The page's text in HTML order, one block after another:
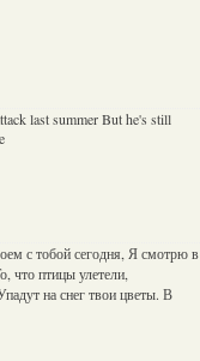
last summer But he's still
с тобой сегодня, Я смотрю в
что птицы улетели,
на снег твои цветы. В